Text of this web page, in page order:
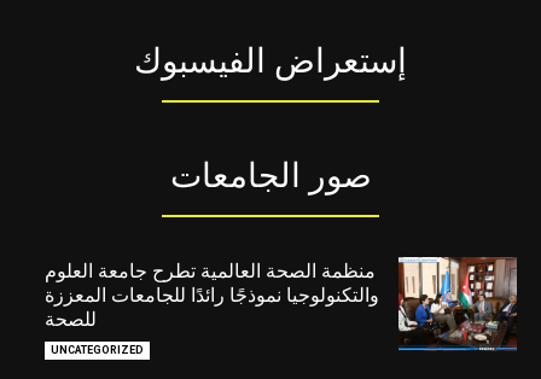
إستعراض الفيسبوك
صور الجامعات
منظمة الصحة العالمية تطرح جامعة العلوم
والتكنولوجيا نموذجًا رائدًا للجامعات المعززة
للصحة
UNCATEGORIZED